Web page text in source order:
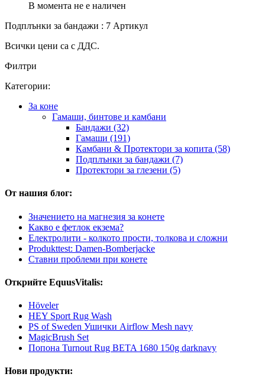
В момента не е наличен
Подплънки за бандажи : 7 Артикул
Всички цени са с ДДС.
Филтри
Категории:
За коне
Гамаши, бинтове и камбани
Бандажи (32)
Гамаши (191)
Камбани & Протектори за копита (58)
Подплънки за бандажи (7)
Протектори за глезени (5)
От нашия блог:
Значението на магнезия за конете
Какво е фетлок екзема?
Електролити - колкото прости, толкова и сложни
Produkttest: Damen-Bomberjacke
Ставни проблеми при конете
Открийте EquusVitalis:
Höveler
HEY Sport Rug Wash
PS of Sweden Ушички Airflow Mesh navy
MagicBrush Set
Попона Turnout Rug BETA 1680 150g darknavy
Нови продукти: